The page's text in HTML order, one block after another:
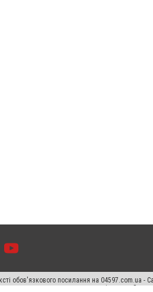
обов'язкового посилання на 04597.com.ua -
виняткових прав переслідується